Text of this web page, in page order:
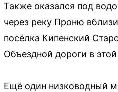
Также оказался под
через реку Проню
посёлка Кипенский
Объездной дороги в
Ещё один низководный